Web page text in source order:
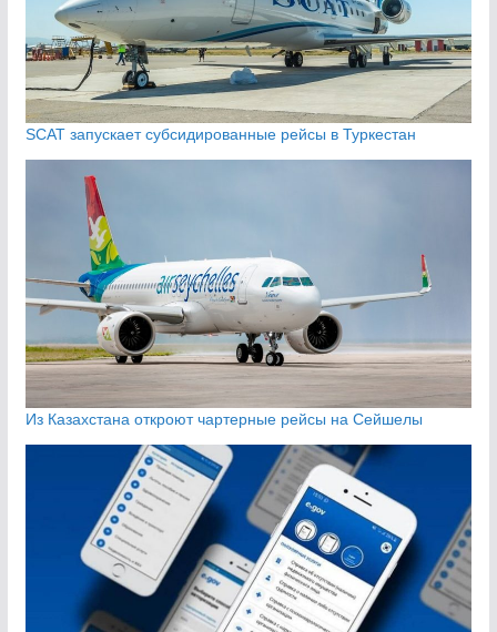
SCAT запускает субсидированные рейсы в Туркестан
Из Казахстана откроют чартерные рейсы на Сейшелы